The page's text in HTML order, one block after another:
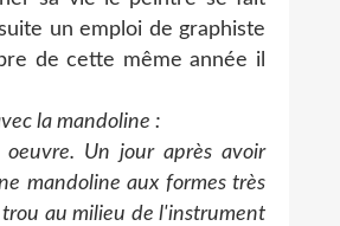
un emploi de graphiste
de cette même année il
la mandoline :
Un jour après avoir
mandoline aux formes très
trou au milieu de l'instrument